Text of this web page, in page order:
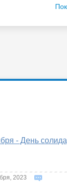
- День
2023